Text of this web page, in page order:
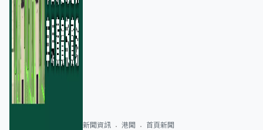
新聞資訊 港聞 首頁新聞